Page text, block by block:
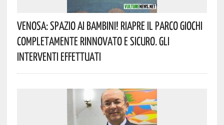
Venosa: Spazio Ai Bambini! Riapre Il Parco Giochi
Completamente Rinnovato E Sicuro. Gli
Interventi Effettuati